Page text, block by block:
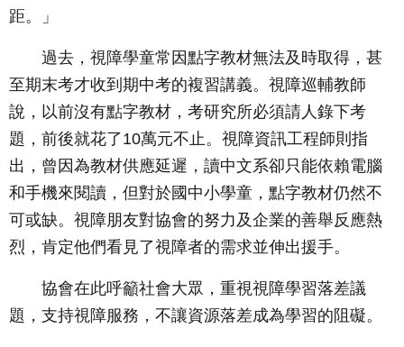
距。」
過去，視障學童常因點字教材無法及時取得，甚
至期末考才收到期中考的複習講義。視障巡輔教師
說，以前沒有點字教材，考研究所必須請人錄下考
題，前後就花了10萬元不止。視障資訊工程師則指
出，曾因為教材供應延遲，讀中文系卻只能依賴電腦
和手機來閱讀，但對於國中小學童，點字教材仍然不
可或缺。視障朋友對協會的努力及企業的善舉反應熱
烈，肯定他們看見了視障者的需求並伸出援手。
協會在此呼籲社會大眾，重視視障學習落差議
題，支持視障服務，不讓資源落差成為學習的阻礙。